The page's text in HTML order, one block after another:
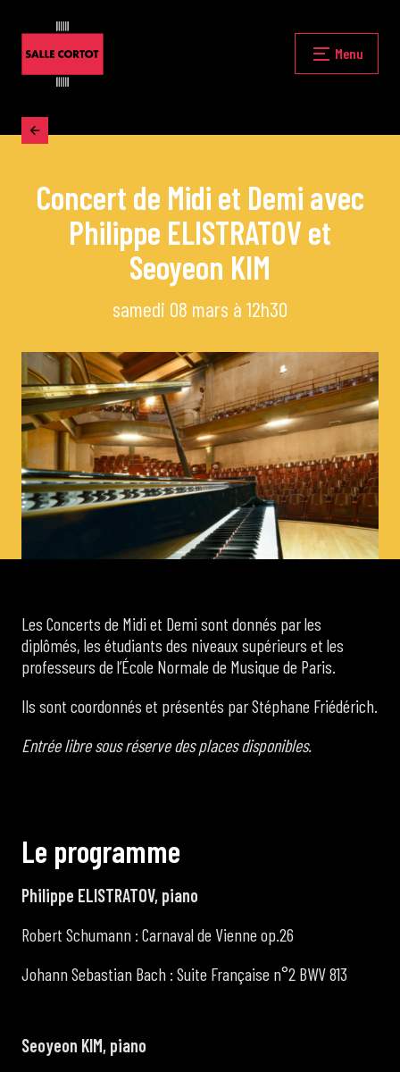
Fermer
Accueil
La programmation
Les grands concerts
Les Masterclasses
Les Rencontres Musicales
de Cortot
Concerts de midi et demi
Scolaires / Pass Culture
Piano Solo Jazz
La salle
L’événementiel
Menu
Concert de Midi et Demi avec
Philippe ELISTRATOV et
Seoyeon KIM
samedi 08 mars à 12h30
Les Concerts de Midi et Demi sont donnés par les
diplômés, les étudiants des niveaux supérieurs et les
professeurs de l’École Normale de Musique de Paris.
Ils sont coordonnés et présentés par Stéphane Friédérich.
Entrée libre sous réserve des places disponibles.
Le programme
Philippe ELISTRATOV, piano
Robert Schumann : Carnaval de Vienne op.26
Johann Sebastian Bach : Suite Française n°2 BWV 813
Seoyeon KIM, piano